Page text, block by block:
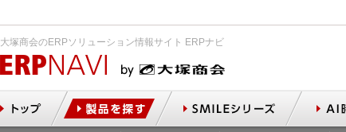
大塚商会のERPソリューション情報サイト ERPナビ